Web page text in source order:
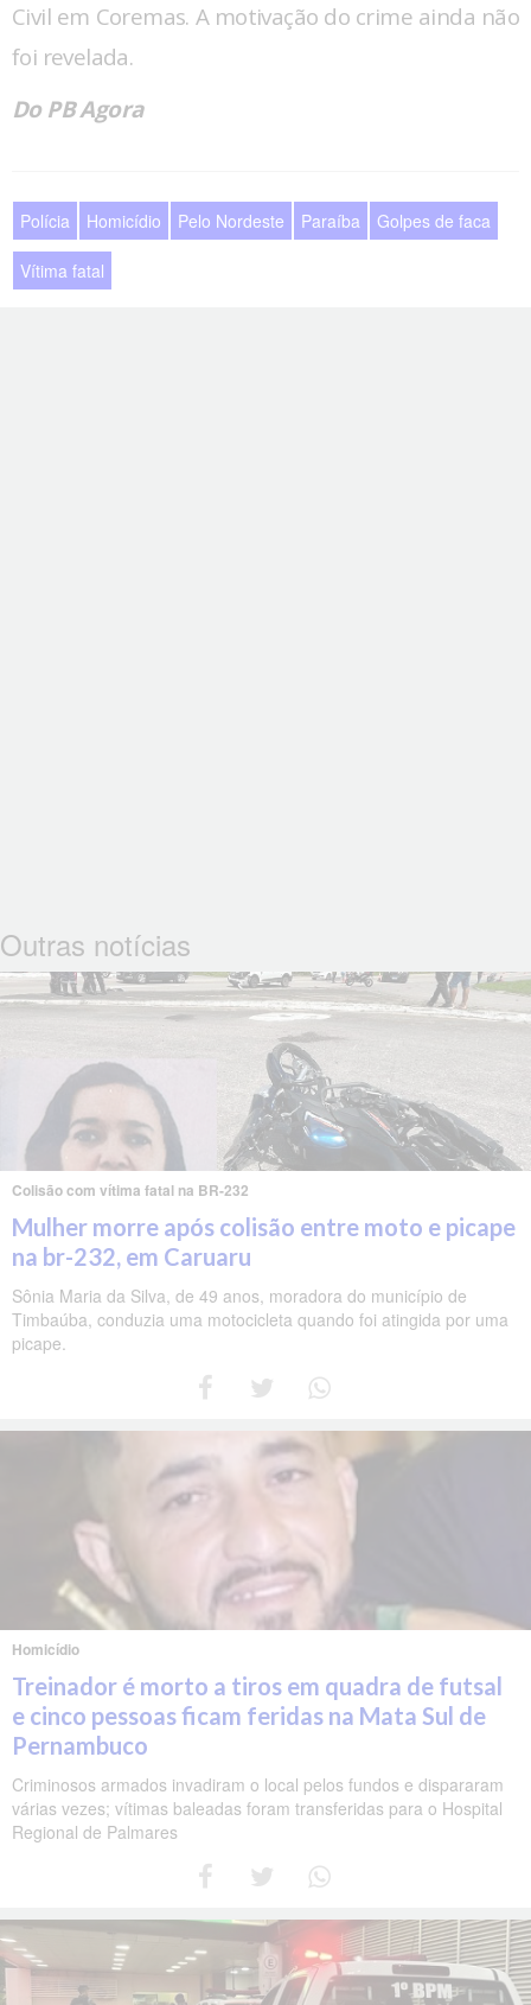
Civil em Coremas. A motivação do crime ainda não
foi revelada.
Do PB Agora
Polícia Homicídio Pelo Nordeste Paraíba Golpes de faca
Vítima fatal
Outras notícias
Colisão com vítima fatal na BR-232
Mulher morre após colisão entre moto e picape
na br-232, em Caruaru
Sônia Maria da Silva, de 49 anos, moradora do município de
Timbaúba, conduzia uma motocicleta quando foi atingida por uma
picape.
Homicídio
Treinador é morto a tiros em quadra de futsal
e cinco pessoas ficam feridas na Mata Sul de
Pernambuco
Criminosos armados invadiram o local pelos fundos e dispararam
várias vezes; vítimas baleadas foram transferidas para o Hospital
Regional de Palmares